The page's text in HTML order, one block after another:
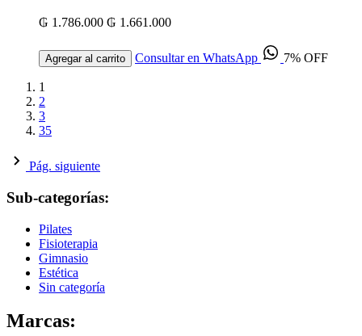
₲ 1.786.000 ₲ 1.661.000
Agregar al carrito Consultar en WhatsApp 7% OFF
1
2
3
35
Pág. siguiente
Sub-categorías:
Pilates
Fisioterapia
Gimnasio
Estética
Sin categoría
Marcas: